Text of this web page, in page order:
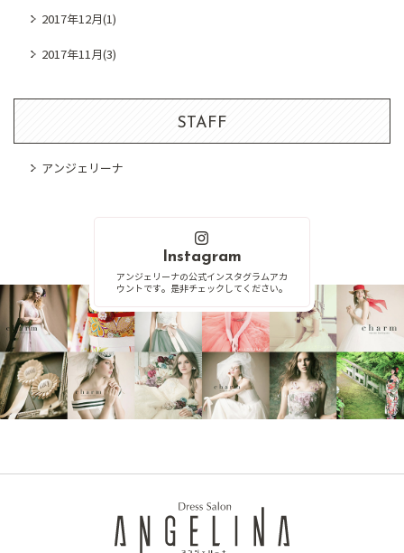
2017年12月(1)
2017年11月(3)
STAFF
アンジェリーナ
Instagram
アンジェリーナの公式インスタグラムアカ
ウントです。是非チェックしてください。